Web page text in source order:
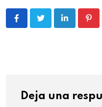
LinkedIn
Deja una